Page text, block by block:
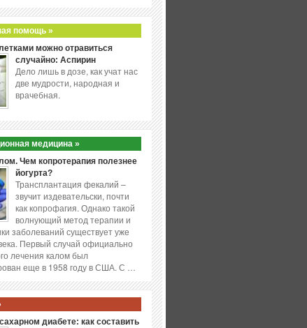
помощь »
можно отравиться
случайно: Аспирин
Дело лишь в дозе, как учат нас
две мудрости, народная и
врачебная.
медицина »
Чем копротерапия полезнее
йогурта?
Трансплантация фекалий –
звучит издевательски, почти
как копрофагия. Однако такой
волнующий метод терапии и
заболеваний существует уже
Первый случай официально
лечения калом был
еще в 1958 году в США. С …
диабете: как составить